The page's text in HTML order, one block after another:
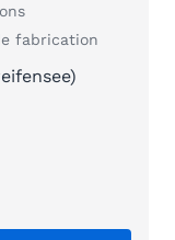
fabrication